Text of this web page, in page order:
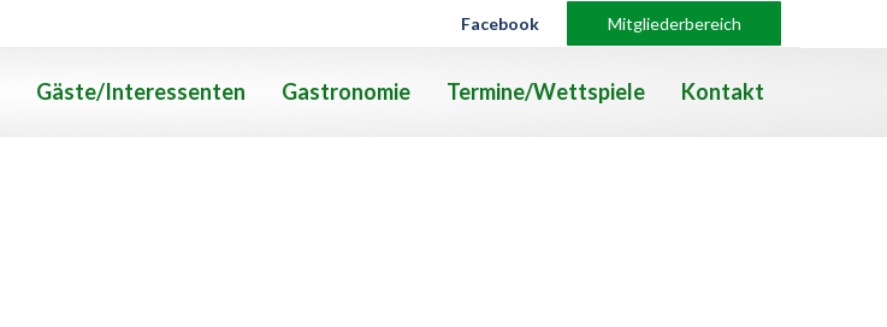
Facebook Mitgliederbereich
Gäste/Interessenten Gastronomie Termine/Wettspiele Kontakt